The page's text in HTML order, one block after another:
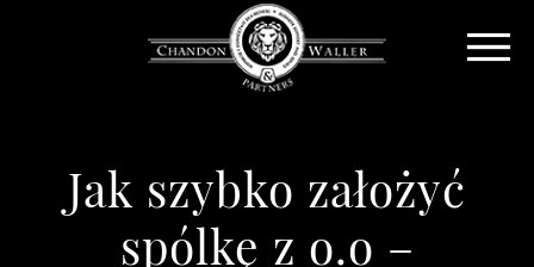
Jak szybko założyć
spólkę z o.o –